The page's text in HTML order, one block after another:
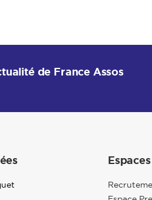
de France Assos